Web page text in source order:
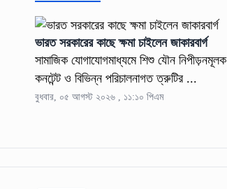
ভারত সরকারের কাছে ক্ষমা চাইলেন জাকারবার্গ
সামাজিক যোগাযোগমাধ্যমে শিশু যৌন নিপীড়নমূলক
কনটেন্ট ও বিভিন্ন পরিচালনাগত ত্রুটির ...
বুধবার, ০৫ আগস্ট ২০২৬ , ১১:১০ পিএম